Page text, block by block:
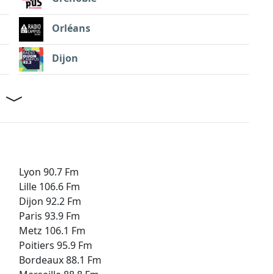
Orléans
Dijon
Lyon 90.7 Fm
Lille 106.6 Fm
Dijon 92.2 Fm
Paris 93.9 Fm
Metz 106.1 Fm
Poitiers 95.9 Fm
Bordeaux 88.1 Fm